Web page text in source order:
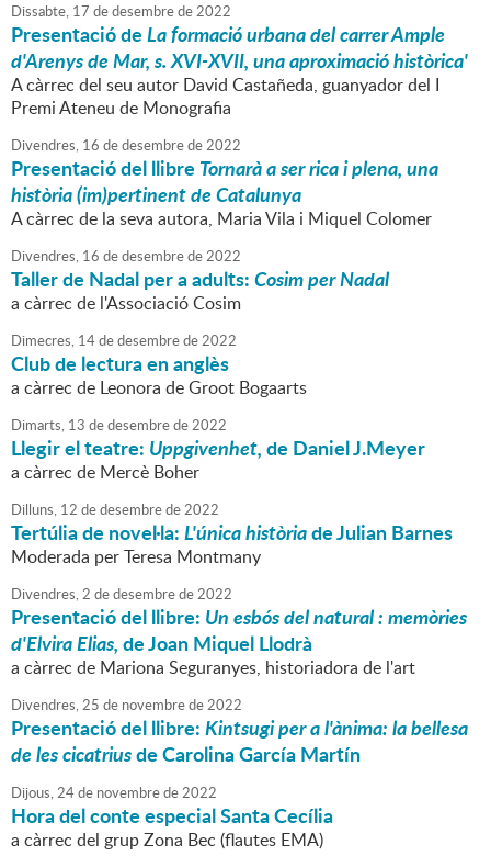
Dissabte, 17 dedesembrede2022
Presentació deLa formació urbana del carrer Ample
d'Arenys de Mar, s. XVI-XVII, una aproximació històrica'
A càrrec del seu autor David Castañeda, guanyador del I
Premi Ateneu de Monografia
Divendres, 16 dedesembrede2022
Presentació del llibre Tornarà a ser rica i plena, una
història (im)pertinent de Catalunya
A càrrec de la seva autora, Maria Vila i Miquel Colomer
Divendres, 16 dedesembrede2022
Taller de Nadal per a adults:Cosim per Nadal
a càrrec de l'Associació Cosim
Dimecres, 14dedesembrede2022
Club de lectura en anglès
a càrrec de Leonora de Groot Bogaarts
Dimarts, 13 dedesembrede2022
Llegir el teatre: Uppgivenhet,de Daniel J.Meyer
a càrrec de Mercè Boher
Dilluns, 12 dedesembrede2022
Tertúlia de novel·la:L'única històriade Julian Barnes
Moderada per Teresa Montmany
Divendres,2 dedesembrede2022
Presentació del llibre: Un esbós del natural : memòries
d'Elvira Elias,de Joan Miquel Llodrà
a càrrec de Mariona Seguranyes, historiadora de l'art
Divendres,25 de novembrede2022
Presentació del llibre:Kintsugi per a l'ànima: la bellesa
de les cicatriusde Carolina García Martín
Dijous,24de novembrede2022
Hora del conte especial Santa Cecília
a càrrec del grup Zona Bec (flautes EMA)